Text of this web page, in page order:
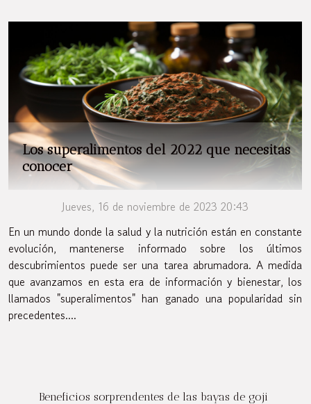
Los superalimentos del 2022 que necesitas
conocer
Jueves, 16 de noviembre de 2023 20:43
En un mundo donde la salud y la nutrición están en constante
evolución, mantenerse informado sobre los últimos
descubrimientos puede ser una tarea abrumadora. A medida
que avanzamos en esta era de información y bienestar, los
llamados "superalimentos" han ganado una popularidad sin
precedentes....
Beneficios sorprendentes de las bayas de goji